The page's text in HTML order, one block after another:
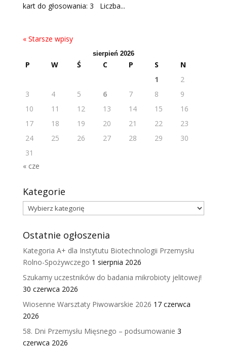
kart do głosowania: 3 Liczba...
« Starsze wpisy
sierpień 2026
P W Ś C P S
N
1
2
3
4 5 6 7 8
9
10
11 12 13 14 15
16
17
18 19 20 21 22
23
24
25 26 27 28 29
30
31
« cze
Kategorie
Kategorie
Ostatnie ogłoszenia
Kategoria A+ dla Instytutu Biotechnologii Przemysłu
Rolno-Spożywczego 1 sierpnia 2026
Szukamy uczestników do badania mikrobioty jelitowej!
30 czerwca 2026
Wiosenne Warsztaty Piwowarskie 2026 17 czerwca
2026
58. Dni Przemysłu Mięsnego – podsumowanie 3
czerwca 2026